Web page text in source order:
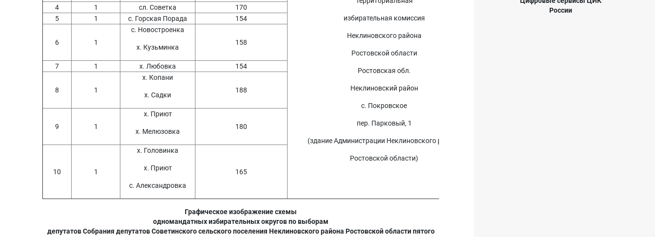
избирательная комиссия
Неклиновского района
Ростовской области
Ростовская обл.
Неклиновский район
с. Покровское
пер. Парковый, 1
(здание Администрации Неклиновского района
Ростовской области)
4
1 сл. Советка
170
5
1 с. Горская Порада 154
6 1
с. Новостроенка
х. Кузьминка
158
7 1 х. Любовка 154
8 1
х. Копани
х. Садки
188
9 1
х. Приют
х. Мелюзовка
180
10 1
х. Головинка
х. Приют
с. Александровка
165
Графическое изображение схемы
одномандатных избирательных округов по выборам
депутатов Собрания депутатов Советинского сельского поселения Неклиновского района Ростовской области пятого
России